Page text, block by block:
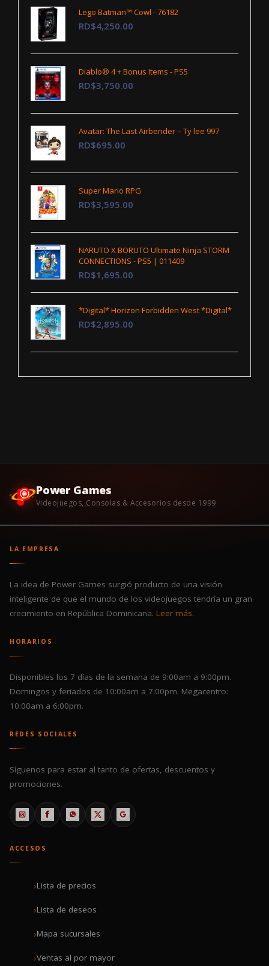
Lego Batman™ Cowl - 76182
RD$4,250.00
Diablo® 4 + Bonus Items - PS5
RD$3,750.00
Avatar: The Last Airbender – Ty lee 997
RD$695.00
Super Mario RPG
RD$3,595.00
NARUTO X BORUTO Ultimate Ninja STORM
CONNECTIONS - PS5 | 011409
RD$1,695.00
*Digital* Horizon Forbidden West *Digital*
RD$2,895.00
Power Games
Videojuegos, Consolas & Accesorios desde 1999
LA EMPRESA
La idea de Power Games surgió producto de una visión
inteligente de que el mundo de los videojuegos tendría un gran
crecimiento en República Dominicana. Leer más.
HORARIOS
Disponibles los 7 días de la semana de 9:00am a 9:00pm.
Domingos y feriados de 10:00am a 7:00pm. Megacentro:
10:00am a 6:00pm.
REDES SOCIALES
Síguenos para estar al tanto de ofertas, descuentos y
promociones.
ACCESOS
Lista de precios
Lista de deseos
Mapa sucursales
Ventas al por mayor